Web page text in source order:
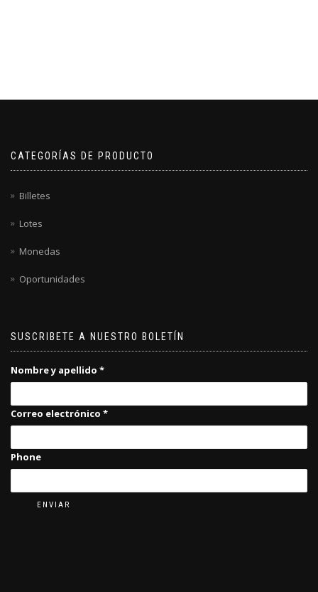
CATEGORÍAS DE PRODUCTO
Billetes
Lotes
Monedas
Oportunidades
SUSCRIBETE A NUESTRO BOLETÍN
Nombre y apellido *
Correo electrónico *
Phone
ENVIAR